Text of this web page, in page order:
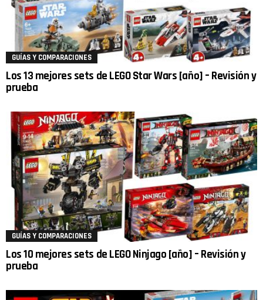
GUÍAS Y COMPARACIONES
Los 13 mejores sets de LEGO Star Wars [año] – Revisión y
prueba
GUÍAS Y COMPARACIONES
Los 10 mejores sets de LEGO Ninjago [año] – Revisión y
prueba